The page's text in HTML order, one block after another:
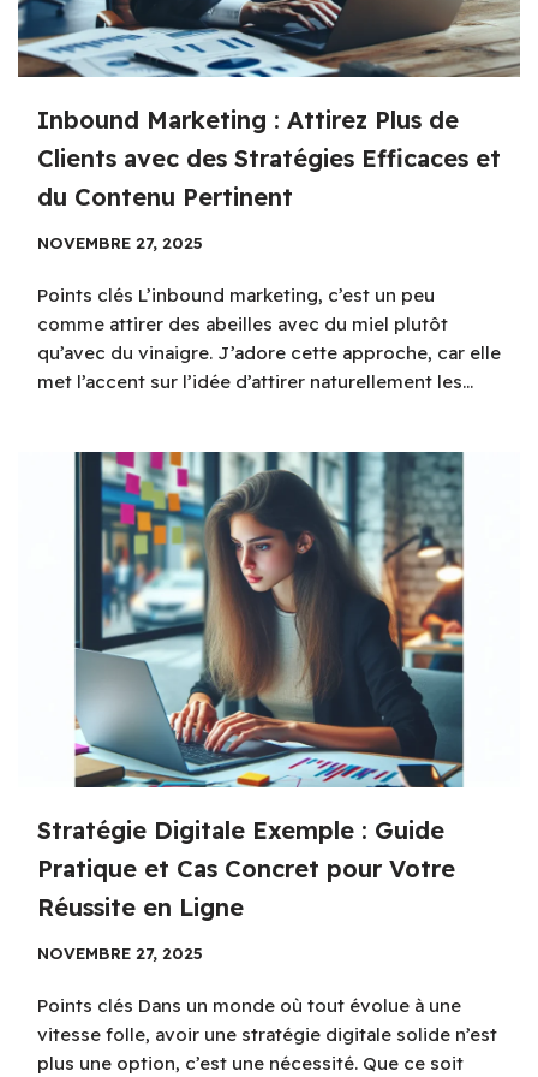
Inbound Marketing : Attirez Plus de
Clients avec des Stratégies Efficaces et
du Contenu Pertinent
NOVEMBRE 27, 2025
Points clés L’inbound marketing, c’est un peu
comme attirer des abeilles avec du miel plutôt
qu’avec du vinaigre. J’adore cette approche, car elle
met l’accent sur l’idée d’attirer naturellement les…
Stratégie Digitale Exemple : Guide
Pratique et Cas Concret pour Votre
Réussite en Ligne
NOVEMBRE 27, 2025
Points clés Dans un monde où tout évolue à une
vitesse folle, avoir une stratégie digitale solide n’est
plus une option, c’est une nécessité. Que ce soit